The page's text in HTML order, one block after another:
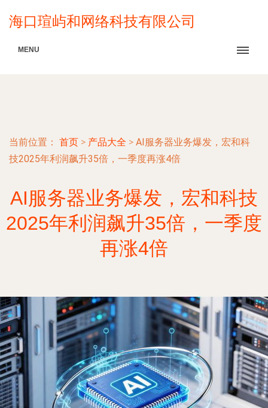
海口瑄屿和网络科技有限公司
MENU
当前位置： 首页 > 产品大全 > AI服务器业务爆发，宏和科
技2025年利润飙升35倍，一季度再涨4倍
AI服务器业务爆发，宏和科技
2025年利润飙升35倍，一季度
再涨4倍